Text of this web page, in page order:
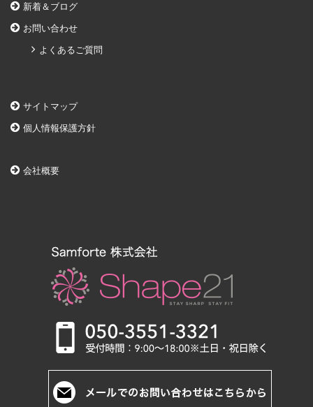
新着＆ブログ
お問い合わせ
よくあるご質問
サイトマップ
個人情報保護方針
会社概要